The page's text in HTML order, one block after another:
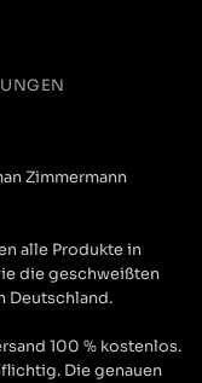
Zimmermann
alle Produkte in
die geschweißten
Deutschland.
100 % kostenlos.
Die genauen